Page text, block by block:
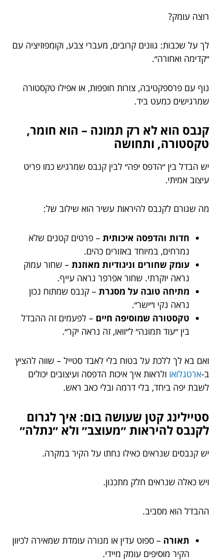
רוצה עומק?
לך על שכבות: גוונים קרובים, מעברי צבע, וקומפוזיציה עם
״קדימה ואחורה״.
נוף עם פרספקטיבה, צורות חופפות, או אפילו טקסטורה
שמרגישים כמעט ביד.
קנבס הוא לא רק תמונה – הוא חומר,
טקסטורה, ותחושה
יש הבדל בין ״הדפס יפה״ לבין קנבס שמרגיש כמו פריט
עיצוב אמיתי.
מה שגורם לקנבס להיראות עשיר הוא שילוב של:
חדות והדפסה איכותית – פרטים קטנים שלא
נמרחים, במיוחד באזורים כהים.
עומק שחורים וניגודיות מאוזנת – שחור עמוק
נראה יוקרתי. שחור אפרפר נראה עייף.
מתיחה טובה על מסגרת – קנבס שמתוח נכון
נראה נקי ו״ישר״.
טקסטורה שמוסיפה חיים – לפעמים זה ההבדל
בין ״עוד תמונה״ ל״וואו, זה נראה יקר״.
ואם בא לך ללכת על בטוח בלי לאבד סטייל – שווה להציץ
ב-ארטגלואו ולראות איך איכות הדפסה ועיצובים יכולים
לשבת יפה ביחד, בלי דרמה ובלי כאב ראש.
סטיילינג קטן שעושה בום: איך לגרום
לקנבס להיראות ״מעוצב״ ולא ״נתלה״
יש קנבסים שנראים כאילו נחתו על הקיר במקרה.
ויש כאלה שנראים חלק מתכנון.
ההבדל הוא מסביב.
תאורה – ספוט עדין או מנורה עומדת שמאירה לכיוון
הקיר מוסיפים עומק מיידי.